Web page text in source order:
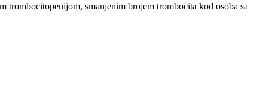
trombocitopenijom, smanjenim brojem trombocita kod osoba sa